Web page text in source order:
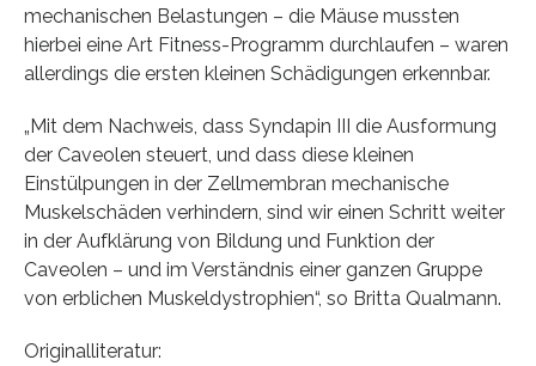
mechanischen Belastungen – die Mäuse mussten
hierbei eine Art Fitness-Programm durchlaufen – waren
allerdings die ersten kleinen Schädigungen erkennbar.
„Mit dem Nachweis, dass Syndapin III die Ausformung
der Caveolen steuert, und dass diese kleinen
Einstülpungen in der Zellmembran mechanische
Muskelschäden verhindern, sind wir einen Schritt weiter
in der Aufklärung von Bildung und Funktion der
Caveolen – und im Verständnis einer ganzen Gruppe
von erblichen Muskeldystrophien“, so Britta Qualmann.
Originalliteratur: